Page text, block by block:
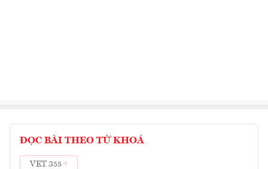
ĐỌC BÀI THEO TỪ KHOÁ
VET 355